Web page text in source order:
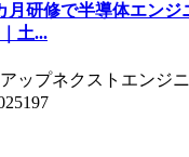
研修で半導体エンジ
土...
ップネクストエンジ